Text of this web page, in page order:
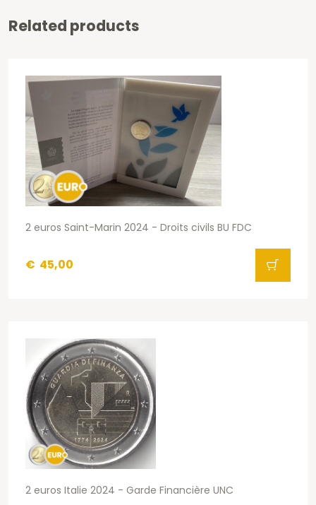
Related products
2 euros Saint-Marin 2024 - Droits civils BU FDC
€ 45,00
2 euros Italie 2024 - Garde Financière UNC